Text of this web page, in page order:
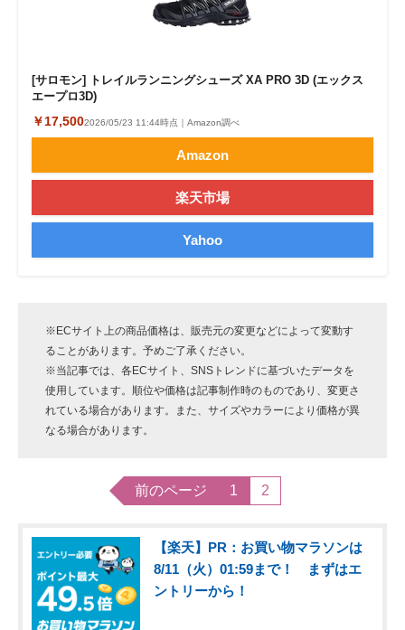
[サロモン] トレイルランニングシューズ XA PRO 3D (エックス
エープロ3D)
￥17,5002026/05/23 11:44時点｜Amazon調べ
Amazon
楽天市場
Yahoo
※ECサイト上の商品価格は、販売元の変更などによって変動す
ることがあります。予めご了承ください。
※当記事では、各ECサイト、SNSトレンドに基づいたデータを
使用しています。順位や価格は記事制作時のものであり、変更さ
れている場合があります。また、サイズやカラーにより価格が異
なる場合があります。
前のページ 1 2
【楽天】PR：お買い物マラソンは
8/11（火）01:59まで！ まずはエ
ントリーから！